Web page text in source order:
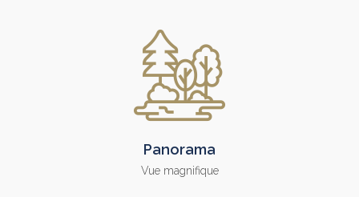
Panorama
Vue magnifique